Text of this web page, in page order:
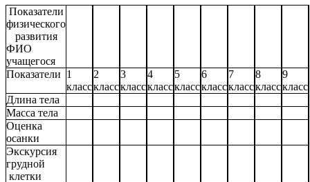
Показатели
физического
развития
ФИО
учащегося
Показатели 1
класс
2
класс
3
класс
4
класс
5
класс
6
класс
7
класс
8
класс
9
класс
Длина тела
Масса тела
Оценка
осанки
Экскурсия
грудной
клетки